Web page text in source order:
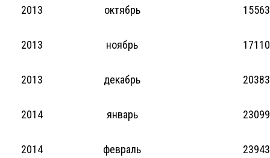
2013 октябрь
2013 ноябрь
2013 декабрь
2014 январь
2014 февраль